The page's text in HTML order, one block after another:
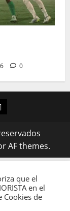
0
AF themes.
que el
en el
Cookies de